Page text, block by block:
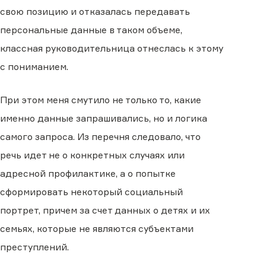
свою позицию и отказалась передавать
персональные данные в таком объеме,
классная руководительница отнеслась к этому
с пониманием.
При этом меня смутило не только то, какие
именно данные запрашивались, но и логика
самого запроса. Из перечня следовало, что
речь идет не о конкретных случаях или
адресной профилактике, а о попытке
сформировать некоторый социальный
портрет, причем за счет данных о детях и их
семьях, которые не являются субъектами
преступлений.